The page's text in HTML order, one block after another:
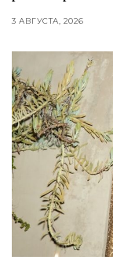
3 АВГУСТА, 2026